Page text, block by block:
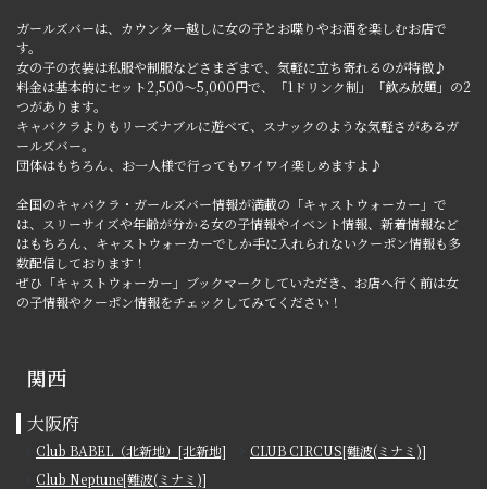
ガールズバーは、カウンター越しに女の子とお喋りやお酒を楽しむお店で
す。
女の子の衣装は私服や制服などさまざまで、気軽に立ち寄れるのが特徴♪
料金は基本的にセット2,500～5,000円で、「1ドリンク制」「飲み放題」の2
つがあります。
キャバクラよりもリーズナブルに遊べて、スナックのような気軽さがあるガ
ールズバー。
団体はもちろん、お一人様で行ってもワイワイ楽しめますよ♪
全国のキャバクラ・ガールズバー情報が満載の「キャストウォーカー」で
は、スリーサイズや年齢が分かる女の子情報やイベント情報、新着情報など
はもちろん、キャストウォーカーでしか手に入れられないクーポン情報も多
数配信しております！
ぜひ「キャストウォーカー」ブックマークしていただき、お店へ行く前は女
の子情報やクーポン情報をチェックしてみてください！
関西
大阪府
Club BABEL（北新地）[北新地]
CLUB CIRCUS[難波(ミナミ)]
Club Neptune[難波(ミナミ)]